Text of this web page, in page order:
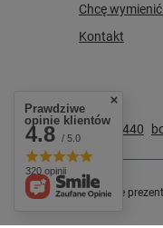
Chcę
Kontakt
570678440
W sklepie
Prawdziwe
opinie klientów
4.8 / 5.0
320 opinii